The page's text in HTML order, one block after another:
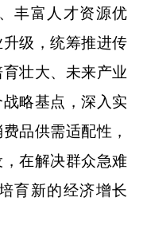
丰富人才资源优
级，统筹推进传
壮大、未来产业
略基点，深入实
品供需适配性，
在解决群众急难
育新的经济增长